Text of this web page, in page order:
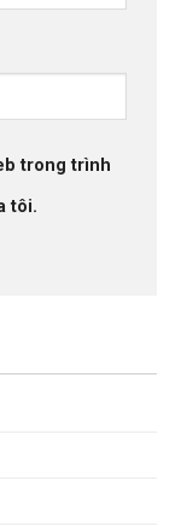
trong trình
tôi.